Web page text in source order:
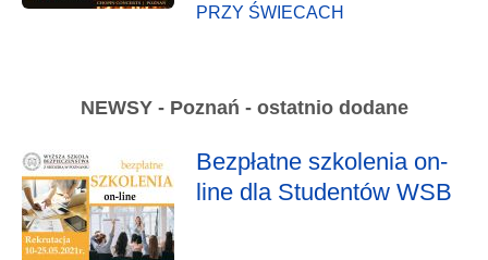
PRZY ŚWIECACH
NEWSY - Poznań - ostatnio dodane
Bezpłatne szkolenia on-
line dla Studentów WSB